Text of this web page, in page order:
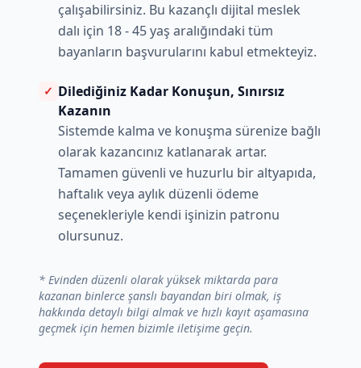
çalışabilirsiniz. Bu kazançlı dijital meslek
dalı için 18 - 45 yaş aralığındaki tüm
bayanların başvurularını kabul etmekteyiz.
✓ Dilediğiniz Kadar Konuşun, Sınırsız
Kazanın
Sistemde kalma ve konuşma sürenize bağlı
olarak kazancınız katlanarak artar.
Tamamen güvenli ve huzurlu bir altyapıda,
haftalık veya aylık düzenli ödeme
seçenekleriyle kendi işinizin patronu
olursunuz.
* Evinden düzenli olarak yüksek miktarda para
kazanan binlerce şanslı bayandan biri olmak, iş
hakkında detaylı bilgi almak ve hızlı kayıt aşamasına
geçmek için hemen bizimle iletişime geçin.